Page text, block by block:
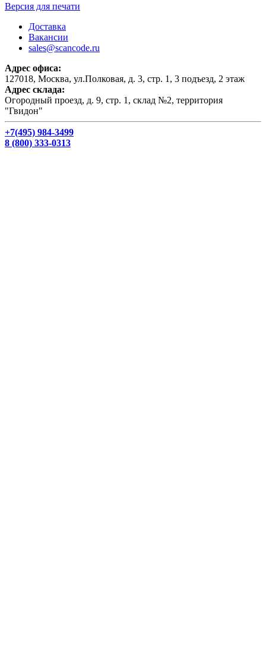
Версия для печати
Доставка
Вакансии
sales@scancode.ru
Адрес офиса:
127018, Москва, ул.Полковая, д. 3, стр. 1, 3 подъезд, 2 этаж
Адрес склада:
Огородный проезд, д. 9, стр. 1, склад №2, территория
"Гвидон"
+7(495) 984-3499
8 (800) 333-0313